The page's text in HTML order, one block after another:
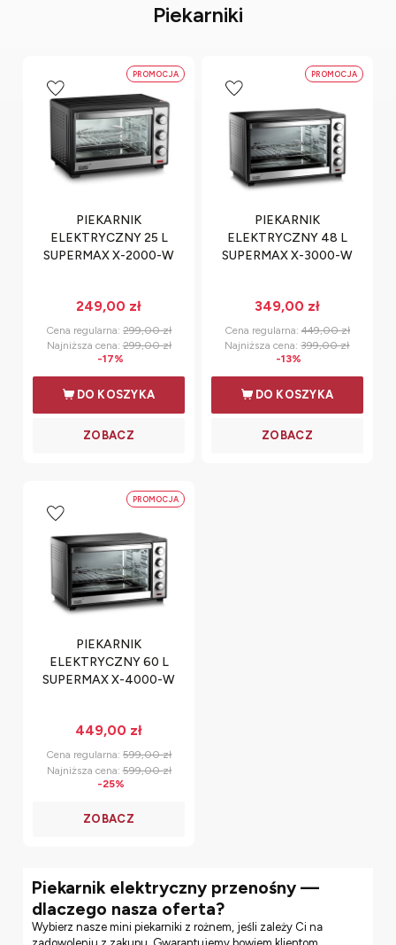
Piekarniki
PIEKARNIK
ELEKTRYCZNY 25 L
SUPERMAX X-2000-W
249,00 zł
Cena regularna:299,00 zł
Najniższa cena:299,00 zł
-17%
DO KOSZYKA
PROMOCJA
PIEKARNIK
ELEKTRYCZNY 48 L
SUPERMAX X-3000-W
349,00 zł
Cena regularna: 449,00 zł
Najniższa cena:399,00 zł
-13%
DO KOSZYKA
PROMOCJA
PIEKARNIK
ELEKTRYCZNY 60 L
SUPERMAX X-4000-W
449,00 zł
Cena regularna:599,00 zł
Najniższa cena:599,00 zł
-25%
PROMOCJA
Piekarnik elektryczny przenośny —
dlaczego nasza oferta?
Wybierz nasze mini piekarniki z rożnem, jeśli zależy Ci na